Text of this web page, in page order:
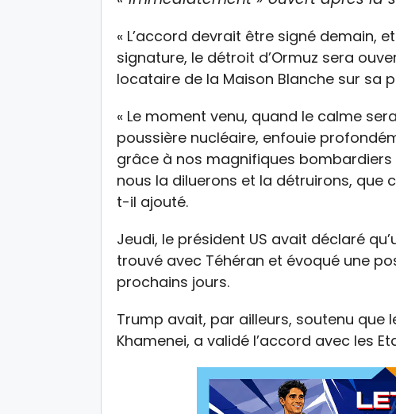
« L’accord devrait être signé demain,
signature, le détroit d’Ormuz sera
locataire de la Maison Blanche sur sa
« Le moment venu, quand le calme
poussière nucléaire, enfouie
grâce à nos magnifiques
nous la diluerons et la détruirons, que
t-il ajouté.
Jeudi, le président US avait déclaré
trouvé avec Téhéran et évoqué une
prochains jours.
Trump avait, par ailleurs, soutenu que
Khamenei, a validé l’accord avec les